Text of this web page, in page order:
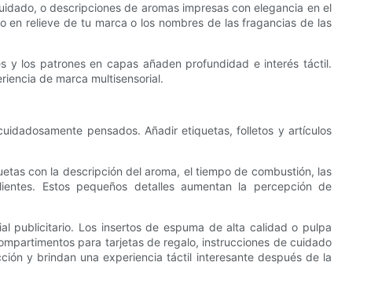
o descripciones de aromas impresas con elegancia en el
relieve de tu marca o los nombres de las fragancias de las
y los patrones en capas añaden profundidad e interés táctil.
de marca multisensorial.
pensados. Añadir etiquetas, folletos y artículos
con la descripción del aroma, el tiempo de combustión, las
Estos pequeños detalles aumentan la percepción de
publicitario. Los insertos de espuma de alta calidad o pulpa
para tarjetas de regalo, instrucciones de cuidado
y brindan una experiencia táctil interesante después de la